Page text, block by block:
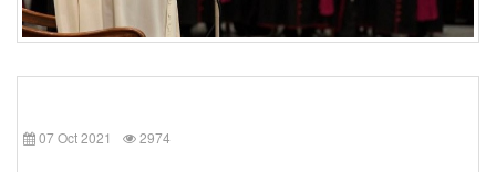
07 Oct 2021 2974